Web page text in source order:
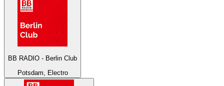
BB RADIO - Berlin Club
Potsdam, Electro